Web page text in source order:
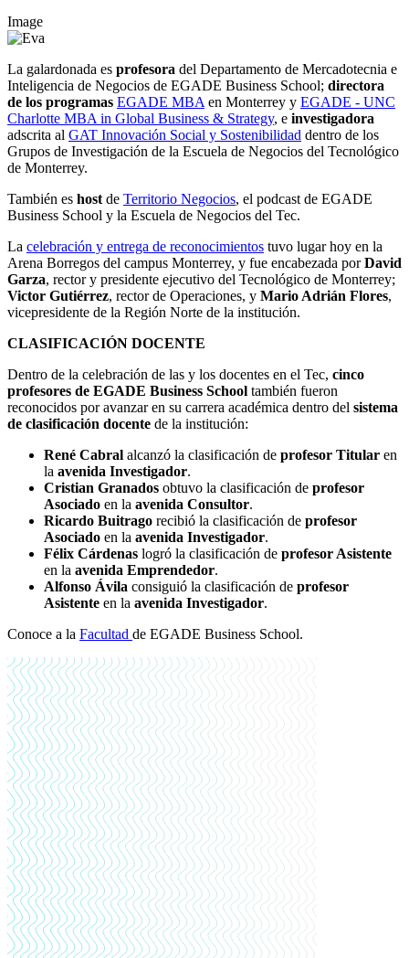
Image
La galardonada es profesora del Departamento de Mercadotecnia e
Inteligencia de Negocios de EGADE Business School; directora
de los programas EGADE MBAen Monterrey y EGADE - UNC
Charlotte MBA in Global Business & Strategy, e investigadora
adscrita al GAT Innovación Social y Sostenibilidad dentro de los
Grupos de Investigación de la Escuela de Negocios del Tecnológico
de Monterrey.
También es hostde Territorio Negocios, el podcast de EGADE
Business School y la Escuela de Negocios del Tec.
La celebración y entrega de reconocimientos tuvo lugar hoy en la
Arena Borregos del campus Monterrey, y fue encabezada porDavid
Garza, rector y presidente ejecutivo del Tecnológico de Monterrey;
Victor Gutiérrez, rector de Operaciones, y Mario Adrián Flores,
vicepresidente de la Región Norte de la institución.
CLASIFICACIÓN DOCENTE
Dentro de la celebración de las y los docentes en el Tec, cinco
profesores de EGADE Business School también fueron
reconocidos por avanzar en su carrera académica dentro del sistema
de clasificación docente de la institución:
René Cabral alcanzó la clasificación de profesor Titular en
la avenida Investigador.
Cristian Granados obtuvo la clasificación de profesor
Asociado en la avenida Consultor.
Ricardo Buitrago recibió la clasificación de profesor
Asociado en la avenida Investigador.
Félix Cárdenas logró la clasificación de profesor Asistente
en la avenida Emprendedor.
Alfonso Ávila consiguió la clasificación de profesor
Asistente en la avenida Investigador.
Conoce a la Facultad de EGADE Business School.